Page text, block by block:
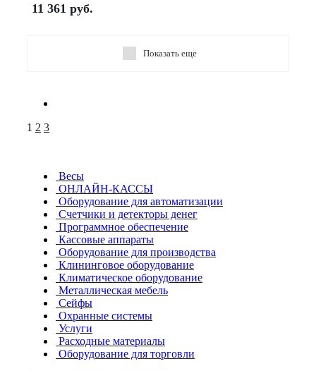
11 361 руб.
Показать еще
1 2 3
Весы
ОНЛАЙН-КАССЫ
Оборудование для автоматизации
Счетчики и детекторы денег
Программное обеспечение
Кассовые аппараты
Оборудование для производства
Клининговое оборудование
Климатическое оборудование
Металлическая мебель
Сейфы
Охранные системы
Услуги
Расходные материалы
Оборудование для торговли